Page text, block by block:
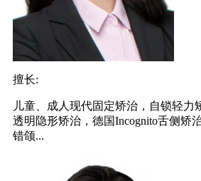
擅长:
儿童、成人现代固定矫治，自锁轻力
透明隐形矫治，德国Incognito舌侧矫
错颌...